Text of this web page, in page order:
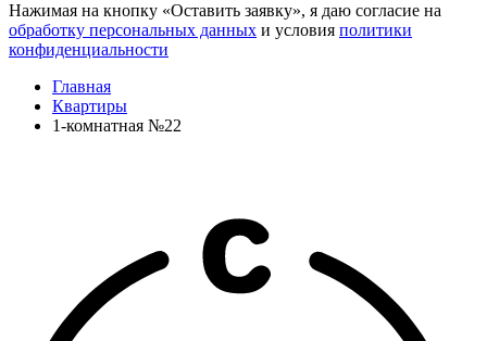
Нажимая на кнопку «Оставить заявку», я даю согласие на
обработку персональных данных и условия политики
конфиденциальности
Главная
Квартиры
1-комнатная №22